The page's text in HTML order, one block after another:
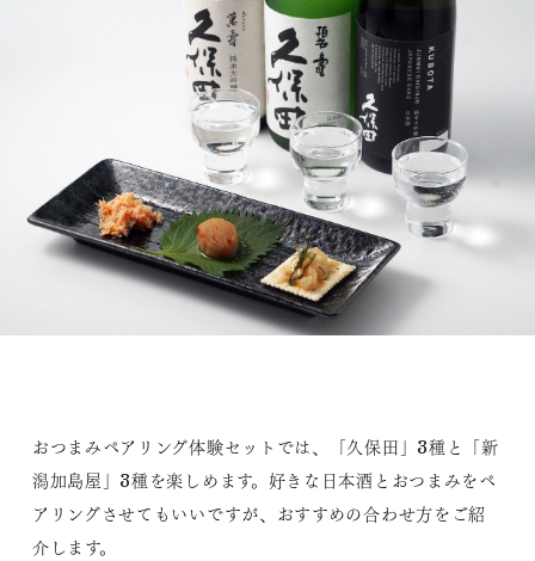
おつまみペアリング体験セットでは、「久保田」3種と「新
潟加島屋」3種を楽しめます。好きな日本酒とおつまみをペ
アリングさせてもいいですが、おすすめの合わせ方をご紹
介します。